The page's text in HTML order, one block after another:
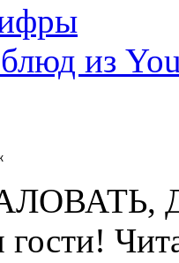
из
гости!